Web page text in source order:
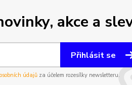
akce a
Přihlásit se
údajůza účelem rozesílky newsletteru.